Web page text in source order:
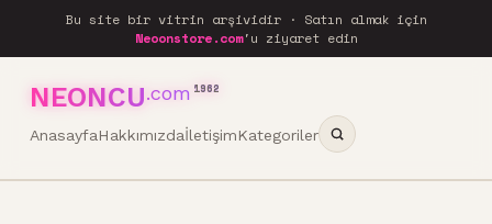
Bu site bir vitrin arşividir · Satın almak için
Neoonstore.com'u ziyaret edin
NEONCU.com 1962
AnasayfaHakkımızdaİletişimKategoriler